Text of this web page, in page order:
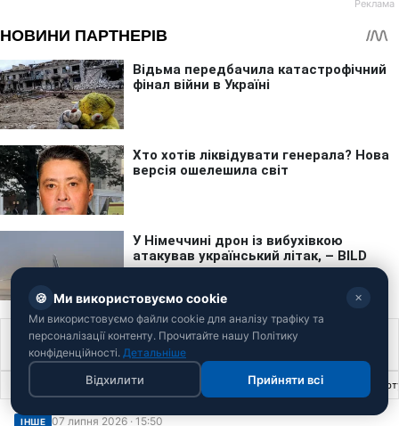
Футбол
› Новий старт в НБА: як український баскетболіст Шульга
ІНШЕ 07 липня 2026 · 15:50
🍪 Ми використовуємо cookie ✕
Ми використовуємо файли cookie для аналізу трафіку та
персоналізації контенту. Прочитайте нашу Політику
конфіденційності. Детальніше
Відхилити Прийняти всі